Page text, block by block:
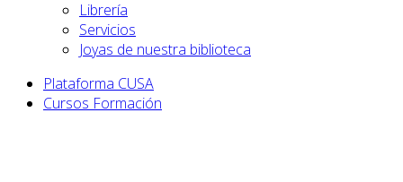
Librería
Servicios
Joyas de nuestra biblioteca
Plataforma CUSA
Cursos Formación